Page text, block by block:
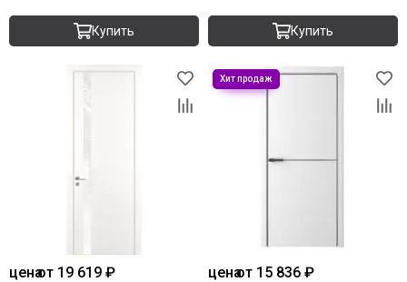
Купить Купить
ценаот 19 619 ₽ ценаот 15 836 ₽